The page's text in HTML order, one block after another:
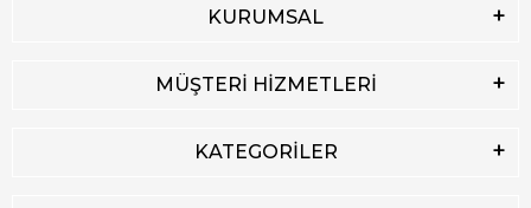
KURUMSAL
MÜŞTERİ HİZMETLERİ
KATEGORİLER